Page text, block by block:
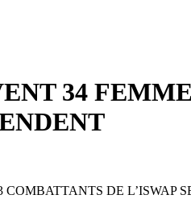
34
DE L’ISWAP